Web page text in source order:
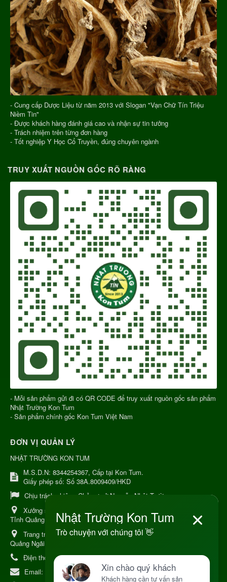
- Cung cấp Dược Liệu từ năm 2013 với Slogan "Vạn Chữ Tín Triệu
Niềm Tin"
- Được khách hàng đánh giá cao và nhận sự tin tưởng
- Trách nhiệm trên từng đơn hàng
- Tốt nghiệp Y Học Cổ Truyền, đúng chuyên ngành
TRUY XUẤT NGUỒN GỐC RÕ RÀNG
- Mỗi sản phẩm gửi đi có QR CODE để truy xuất nguồn gốc sản phẩm
Nhật Trường Kon Tum
- Sản phẩm chính gốc Kon Tum Việt Nam
ĐƠN VỊ QUẢN LÝ
NHẬT TRƯỜNG KON TUM
M.S.D.N: 8344254367, Cấp tại Kon Tum.
Giấy phép số: Số 38A.8009409/HKD
Chịu trách nhiệm: Chủ cơ sở Nguyễn Nhật Trường
Xưởng sản xuất:
Tỉnh Quảng Ngải
Trang trại Dược Liệu Hữu Cơ:Khu 37 Hộ Xã Măng Đen Tỉnh
Quảng Ngãi
Điện thoại:+84 906968923
Email:
kinhdoanh@nhattruongkontum.com